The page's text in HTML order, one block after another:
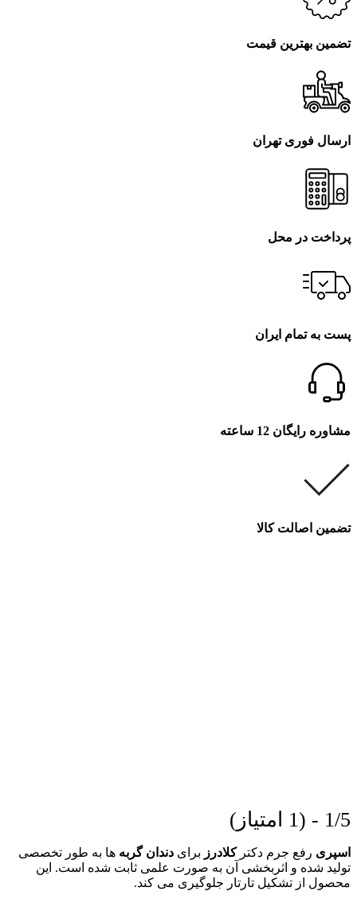
تضمین بهترین قیمت
ارسال فوری تهران
پرداخت در محل
پست به تمام ایران
مشاوره رایگان 12 ساعته
تضمین اصالت کالا
1/5 - (1 امتیاز)
اسپری رفع جرم دکترکلادرز برای دندان گربه ها به طور تخصصی
تولید شده و اثربخشی آن به صورت علمی ثابت شده است. این
محصول از تشکیل تارتار جلوگیری می کند.